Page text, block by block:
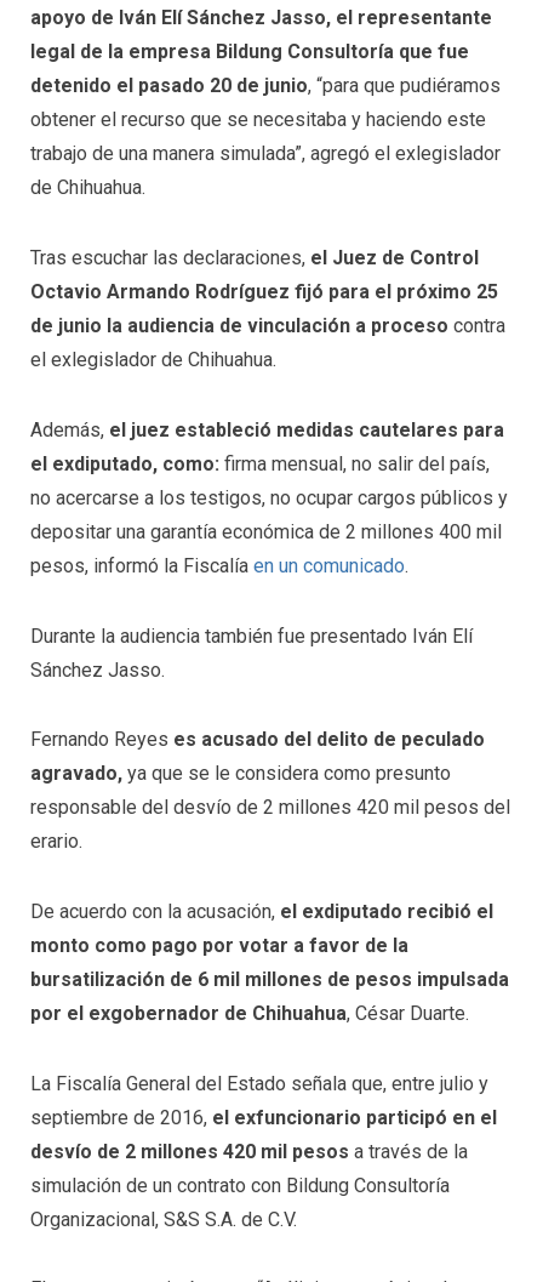
apoyo de Iván Elí Sánchez Jasso, el representante
legal de la empresa Bildung Consultoría que fue
detenido el pasado 20 de junio, “para que pudiéramos
obtener el recurso que se necesitaba y haciendo este
trabajo de una manera simulada”, agregó el exlegislador
de Chihuahua.
Tras escuchar las declaraciones, el Juez de Control
Octavio Armando Rodríguez fijó para el próximo 25
de junio la audiencia de vinculación a proceso contra
el exlegislador de Chihuahua.
Además, el juez estableció medidas cautelares para
el exdiputado, como: firma mensual, no salir del país,
no acercarse a los testigos, no ocupar cargos públicos y
depositar una garantía económica de 2 millones 400 mil
pesos, informó la Fiscalía en un comunicado.
Durante la audiencia también fue presentado Iván Elí
Sánchez Jasso.
Fernando Reyes es acusado del delito de peculado
agravado, ya que se le considera como presunto
responsable del desvío de 2 millones 420 mil pesos del
erario.
De acuerdo con la acusación, el exdiputado recibió el
monto como pago por votar a favor de la
bursatilización de 6 mil millones de pesos impulsada
por el exgobernador de Chihuahua, César Duarte.
La Fiscalía General del Estado señala que, entre julio y
septiembre de 2016, el exfuncionario participó en el
desvío de 2 millones 420 mil pesos a través de la
simulación de un contrato con Bildung Consultoría
Organizacional, S&S S.A. de C.V.